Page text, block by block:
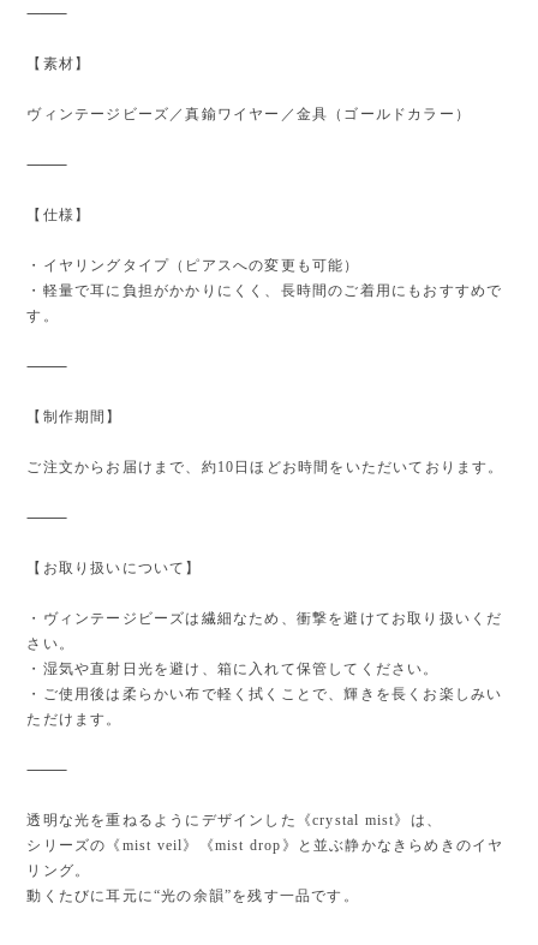
⸻
【素材】
ヴィンテージビーズ／真鍮ワイヤー／金具（ゴールドカラー）
⸻
【仕様】
・イヤリングタイプ（ピアスへの変更も可能）
・軽量で耳に負担がかかりにくく、長時間のご着用にもおすすめで
す。
⸻
【制作期間】
ご注文からお届けまで、約10日ほどお時間をいただいております。
⸻
【お取り扱いについて】
・ヴィンテージビーズは繊細なため、衝撃を避けてお取り扱いくだ
さい。
・湿気や直射日光を避け、箱に入れて保管してください。
・ご使用後は柔らかい布で軽く拭くことで、輝きを長くお楽しみい
ただけます。
⸻
透明な光を重ねるようにデザインした《crystal mist》は、
シリーズの《mist veil》《mist drop》と並ぶ静かなきらめきのイヤ
リング。
動くたびに耳元に“光の余韻”を残す一品です。